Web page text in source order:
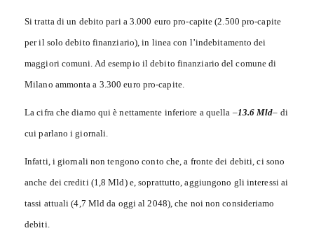
Si tratta di un debito pari a 3.000 euro pro-capite (2.500 pro-capite
per il solo debito finanziario), in linea con l’indebitamento dei
maggiori comuni. Ad esempio il debito finanziario del comune di
Milano ammonta a 3.300 euro pro-capite.
La cifra che diamo qui è nettamente inferiore a quella –13.6 Mld– di
cui parlano i giornali.
Infatti, i giornali non tengono conto che, a fronte dei debiti, ci sono
anche dei crediti (1,8 Mld) e, soprattutto, aggiungono gli interessi ai
tassi attuali (4,7 Mld da oggi al 2048), che noi non consideriamo
debiti.